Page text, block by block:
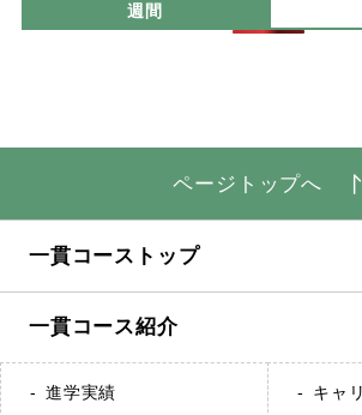
週間
ページトップへ
一貫コーストップ
一貫コース紹介
進学実績 キャ